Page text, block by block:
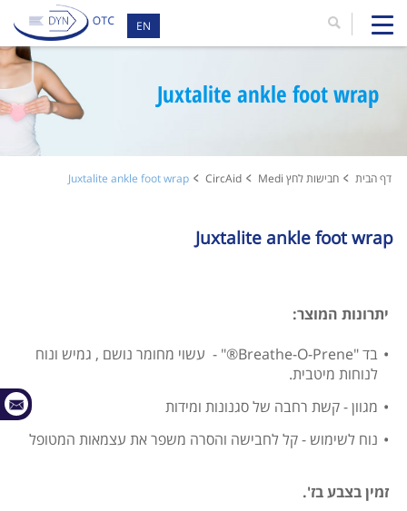
EN
Juxtalite ankle foot wrap
דף הבית חבישות לחץ Medi CircAid
Juxtalite ankle foot wrap
Juxtalite ankle foot wrap
יתרונות המוצר:
בד "Breathe-O-Prene®" - עשוי מחומר נושם , גמיש ונוח
לנוחות מיטבית.
מגוון - קשת רחבה של סגנונות ומידות
נוח לשימוש - קל לחבישה והסרה משפר את עצמאות המטופל
זמין בצבע בז'.